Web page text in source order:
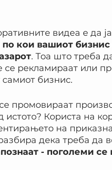
видеа е да
кои вашиот бизнис
. Тоа што треба
се рекламираат или
бизнис.
промовираат
истото? Користа на
на
дека треба да
- поголеми